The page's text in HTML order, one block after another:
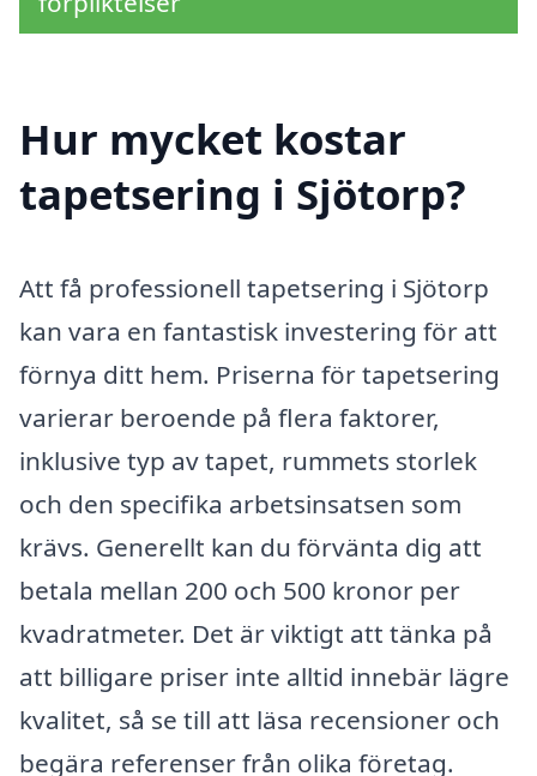
Hur mycket kostar
tapetsering i Sjötorp?
Att få professionell tapetsering i Sjötorp
kan vara en fantastisk investering för att
förnya ditt hem. Priserna för tapetsering
varierar beroende på flera faktorer,
inklusive typ av tapet, rummets storlek
och den specifika arbetsinsatsen som
krävs. Generellt kan du förvänta dig att
betala mellan 200 och 500 kronor per
kvadratmeter. Det är viktigt att tänka på
att billigare priser inte alltid innebär lägre
kvalitet, så se till att läsa recensioner och
begära referenser från olika företag.